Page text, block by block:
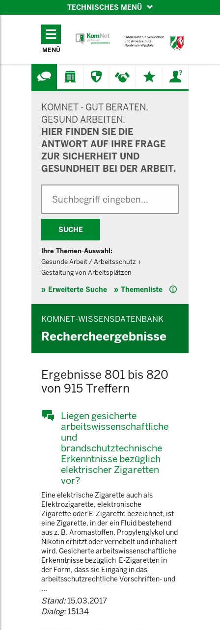
TECHNISCHES MENÜ
TECHNISCHES
MENÜ
KOMNET - GUT BERATEN.
GESUND ARBEITEN.
HIER FINDEN SIE DIE
ANTWORT AUF IHRE FRAGE
ZUR SICHERHEIT UND
GESUNDHEIT BEI DER ARBEIT.
SUCHE
Ihre Themen-Auswahl:
Gesunde Arbeit / Arbeitsschutz
Gestaltung von Arbeitsplätzen
Erweiterte Suche Themenliste Hilfe
KOMNET-WISSENSDATENBANK
Rechercheergebnisse
Ergebnisse 801 bis 820
von 915 Treffern
Liegen gesicherte
arbeitswissenschaftliche
und
brandschutztechnische
Erkenntnisse bezüglich
elektrischer Zigaretten
vor?
Eine elektrische Zigarette auch als
Elektrozigarette, elektronische
Zigarette oder E-Zigarette bezeichnet, ist
eine Zigarette, in der ein Fluid bestehend
aus z. B. Aromastoffen, Propylenglykol und
Nikotin erhitzt oder vernebelt und inhaliert
wird. Gesicherte arbeitswissenschaftliche
Erkenntnisse bezüglich E-Zigaretten in
der Form, dass sie Eingang in das
arbeitsschutzrechtliche Vorschriften- und
...
Stand:15.03.2017
Dialog:15134